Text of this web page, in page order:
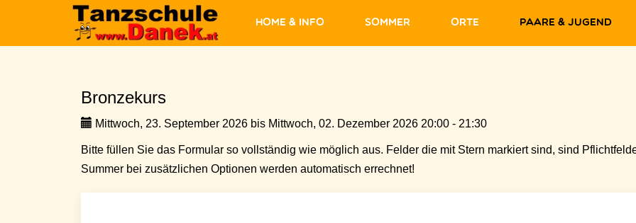
Home & Info Sommer Orte Paare & Jugend
Bronzekurs
Mittwoch, 23. September 2026 bis Mittwoch, 02. Dezember 2026 20:00 - 21:30
Bitte füllen Sie das Formular so vollständig wie möglich aus. Felder die mit Stern markiert sind, sind
Summer bei zusätzlichen Optionen werden automatisch errechnet!